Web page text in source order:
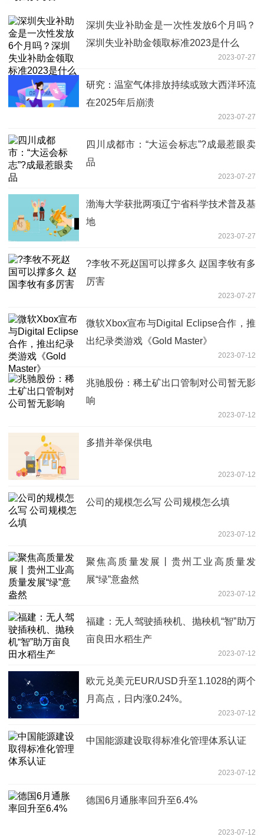
深圳失业补助金是一次性发放6个月吗？
深圳失业补助金领取标准2023是什么
2023-07-27
研究：温室气体排放持续或致大西洋环流
在2025年后崩溃
2023-07-27
四川成都市：“大运会标志”?成最惹眼卖
品
2023-07-27
渤海大学获批两项辽宁省科学技术普及基
地
2023-07-27
?李牧不死赵国可以撑多久 赵国李牧有多
厉害
2023-07-27
微软Xbox宣布与Digital Eclipse合作，推
出纪录类游戏《Gold Master》
2023-07-12
兆驰股份：稀土矿出口管制对公司暂无影
响
2023-07-12
多措并举保供电
2023-07-12
公司的规模怎么写 公司规模怎么填
2023-07-12
聚焦高质量发展丨贵州工业高质量发
展“绿”意盎然
2023-07-12
福建：无人驾驶插秧机、抛秧机“智”助万
亩良田水稻生产
2023-07-12
欧元兑美元EUR/USD升至1.1028的两个
月高点，日内涨0.24%。
2023-07-12
中国能源建设取得标准化管理体系认证
2023-07-12
德国6月通胀率回升至6.4%
2023-07-12